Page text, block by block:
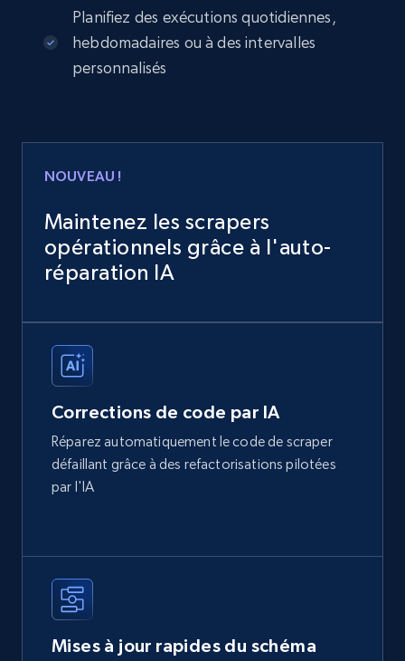
Planifiez des exécutions quotidiennes,
hebdomadaires ou à des intervalles
personnalisés
NOUVEAU !
Maintenez les scrapers
opérationnels grâce à l'auto-
réparation IA
Corrections de code par IA
Réparez automatiquement le code de scraper
défaillant grâce à des refactorisations pilotées
par l'IA
Mises à jour rapides du schéma